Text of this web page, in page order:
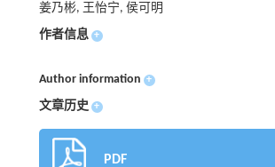
姜乃彬, 王怡宁, 侯可明
作者信息 +
Author information +
文章历史 +
PDF